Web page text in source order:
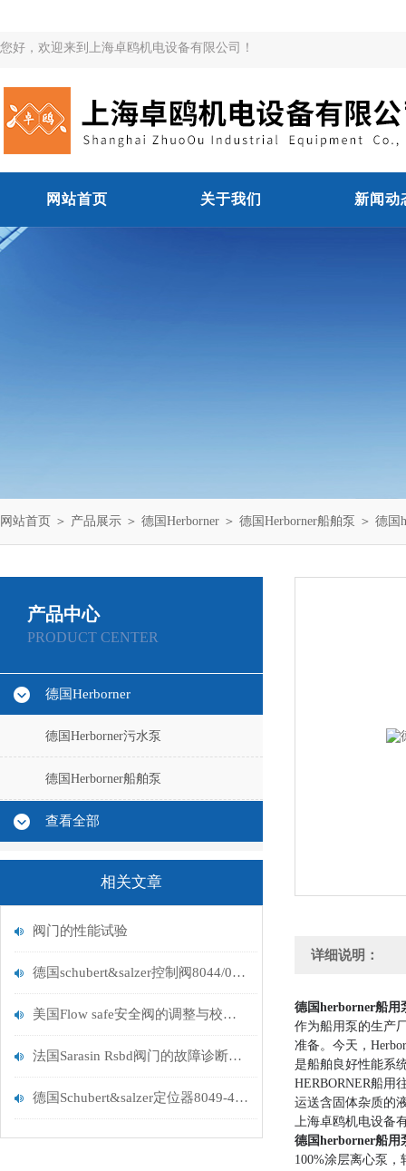
您好，欢迎来到上海卓鸥机电设备有限公司！
网站首页 关于我们 新闻动
网站首页 ＞ 产品展示 ＞ 德国Herborner ＞ 德国Herborner船舶泵 ＞ 德国
产品中心
PRODUCT CENTER
德国Herborner
德国Herborner污水泵
德国Herborner船舶泵
查看全部
相关文章
阀门的性能试验
德国schubert&salzer控制阀8044/050VE0101M
美国Flow safe安全阀的调整与校验方法探讨
法国Sarasin Rsbd阀门的故障诊断与常见问题解决
德国Schubert&salzer定位器8049-4销售办
详细说明：
德国herborner船用
作为船用泵的生产
准备。今天，
是船舶良好性能系
HERBORNER船用
运送含固体杂质的
上海卓鸥机电设备
德国herborner船用
100%涂层离心泵